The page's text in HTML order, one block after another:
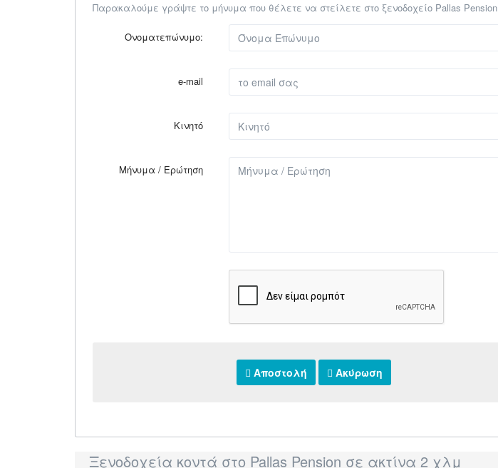
Παρακαλούμε γράψτε το μήνυμα που θέλετε να στείλετε στο ξενοδοχείο Pallas Pension
Ονοματεπώνυμο:
e-mail
Κινητό
Μήνυμα / Ερώτηση
Αποστολή Ακύρωση
Ξενοδοχεία κοντά στο Pallas Pension σε ακτίνα 2 χλμ